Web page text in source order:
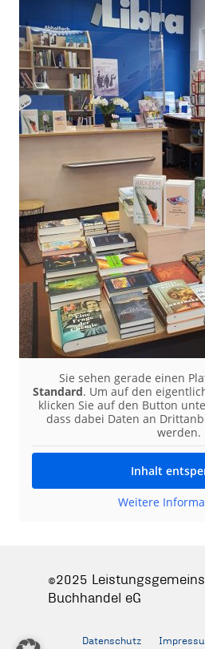
Sie sehen gerade einen
Standard. Um auf den
klicken Sie auf den Button
dass dabei Daten an
werden.
Inhalt
Weitere
©2025
Buchhandel eG
Datenschutz